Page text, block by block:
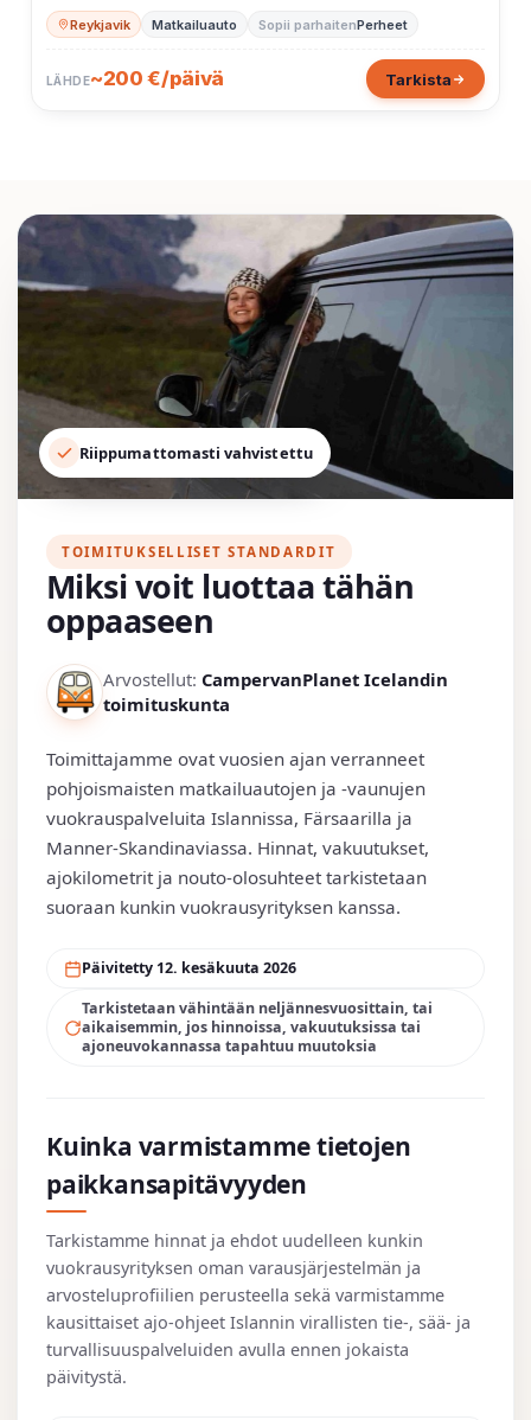
Reykjavik Matkailuauto Sopii parhaitenPerheet
LÄHDE~200 €/päivä Tarkista
Riippumattomasti vahvistettu
TOIMITUKSELLISET STANDARDIT
Miksi voit luottaa tähän
oppaaseen
Arvostellut: CampervanPlanet Icelandin
toimituskunta
Toimittajamme ovat vuosien ajan verranneet
pohjoismaisten matkailuautojen ja -vaunujen
vuokrauspalveluita Islannissa, Färsaarilla ja
Manner-Skandinaviassa. Hinnat, vakuutukset,
ajokilometrit ja nouto-olosuhteet tarkistetaan
suoraan kunkin vuokrausyrityksen kanssa.
Päivitetty 12. kesäkuuta 2026
Tarkistetaan vähintään neljännesvuosittain, tai
aikaisemmin, jos hinnoissa, vakuutuksissa tai
ajoneuvokannassa tapahtuu muutoksia
Kuinka varmistamme tietojen
paikkansapitävyyden
Tarkistamme hinnat ja ehdot uudelleen kunkin
vuokrausyrityksen oman varausjärjestelmän ja
arvosteluprofiilien perusteella sekä varmistamme
kausittaiset ajo-ohjeet Islannin virallisten tie-, sää- ja
turvallisuuspalveluiden avulla ennen jokaista
päivitystä.